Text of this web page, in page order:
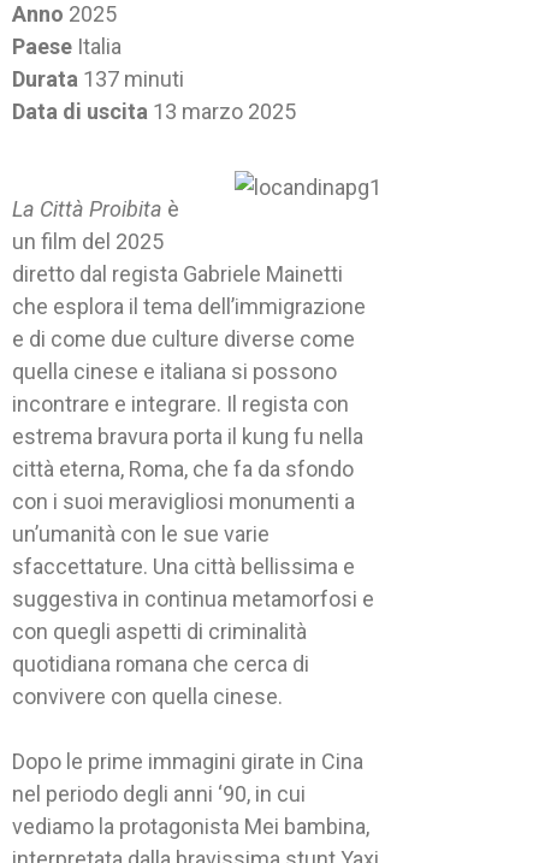
Anno 2025
Paese Italia
Durata 137 minuti
Data di uscita 13 marzo 2025
La Città Proibita è
un film del 2025
diretto dal regista Gabriele Mainetti
che esplora il tema dell’immigrazione
e di come due culture diverse come
quella cinese e italiana si possono
incontrare e integrare. Il regista con
estrema bravura porta il kung fu nella
città eterna, Roma, che fa da sfondo
con i suoi meravigliosi monumenti a
un’umanità con le sue varie
sfaccettature. Una città bellissima e
suggestiva in continua metamorfosi e
con quegli aspetti di criminalità
quotidiana romana che cerca di
convivere con quella cinese.
Dopo le prime immagini girate in Cina
nel periodo degli anni ‘90, in cui
vediamo la protagonista Mei bambina,